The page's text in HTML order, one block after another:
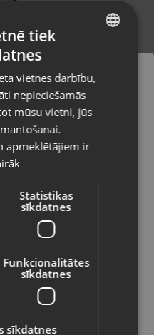
(SM-A266B)
31
(SM-A166)
uz
izvēlētajā
RUSSIAN
tiek
vietnes darbību,
nepieciešamās
mūsu vietni, jūs
apmeklētājiem ir
Statistikas
sīkdatnes
Funkcionalitātes
sīkdatnes
sīkdatnes